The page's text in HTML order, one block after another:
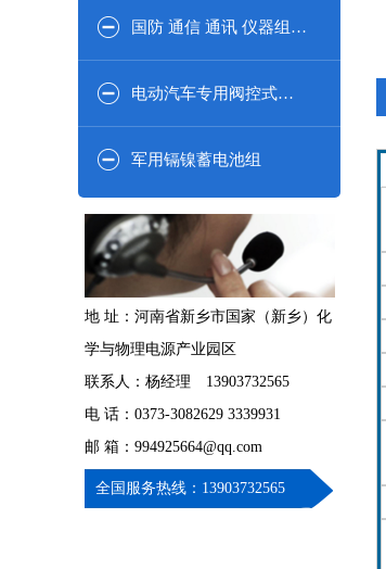
国防 通信 通讯 仪器组合系列
电动汽车专用阀控式密封铅酸蓄电池
军用镉镍蓄电池组
地 址：河南省新乡市国家（新乡）化
学与物理电源产业园区
联系人：杨经理 13903732565
电 话：0373-3082629 3339931
邮 箱：994925664@qq.com
全国服务热线：13903732565